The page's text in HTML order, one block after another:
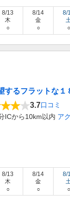
8/13
木
○
8/14
金
○
8/
○
するフラットな１
3.7口コミ
ICから10km以内 ア
8/13
木
○
8/14
金
○
8/
○